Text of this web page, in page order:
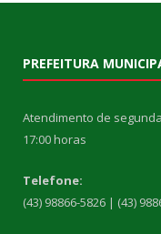
PREFEITURA
Atendimento de
17:00 horas
Telefone:
(43) 98866-5826 | (43)